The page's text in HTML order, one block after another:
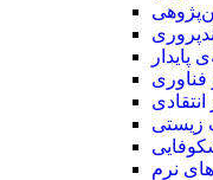
زیستی
نرم